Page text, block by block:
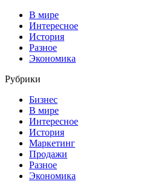
В мире
Интересное
История
Разное
Экономика
Рубрики
Бизнес
В мире
Интересное
История
Маркетинг
Продажи
Разное
Экономика